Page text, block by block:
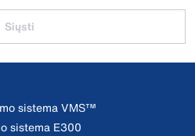
Siųsti
sistema VMS™
sistema E300